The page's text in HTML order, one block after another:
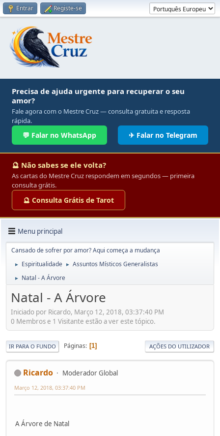
Entrar Registe-se
Precisa de ajuda urgente para recuperar o seu
amor?
Fale agora com o Mestre Cruz — consulta gratuita e resposta
rápida.
💬 Falar no WhatsApp ✈ Falar no Telegram
🔮 Não sabes se ele volta?
As cartas do Mestre Cruz respondem em segundos — primeira
consulta grátis.
🔮 Consulta Grátis de Tarot
Menu principal
Cansado de sofrer por amor? Aqui começa a mudança
► Espiritualidade ► Assuntos Místicos Generalistas
► Natal - A Árvore
Natal - A Árvore
Iniciado por Ricardo, Março 12, 2018, 03:37:40 PM
0 Membros e 1 Visitante estão a ver este tópico.
IR PARA O FUNDO Páginas 1 AÇÕES DO UTILIZADOR
Ricardo Moderador Global
Março 12, 2018, 03:37:40 PM
A Árvore de Natal